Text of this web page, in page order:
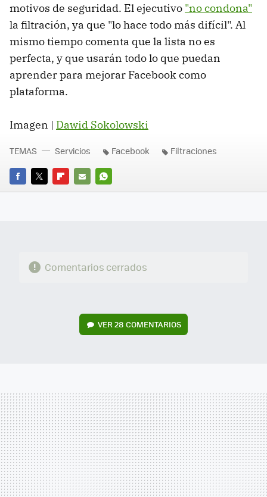
motivos de seguridad. El ejecutivo "no condona"
la filtración, ya que "lo hace todo más difícil". Al
mismo tiempo comenta que la lista no es
perfecta, y que usarán todo lo que puedan
aprender para mejorar Facebook como
plataforma.
Imagen | Dawid Sokolowski
FACEBOOK
TWITTERFLIPBOARD
E-
WHATSAPP
TEMAS Servicios Facebook Filtraciones
Comentarios cerrados
VER 28 COMENTARIOS